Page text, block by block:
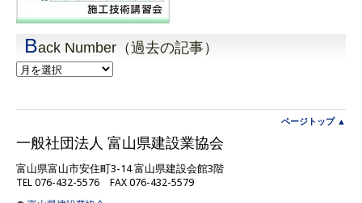
Back Number（過去の記事）
Back
Number（過
事）
ページトップ ▲
一般社団法人 富山県建設業協会
富山県富山市安住町3-14 富山県建設会館3階
TEL 076-432-5576 FAX 076-432-5579